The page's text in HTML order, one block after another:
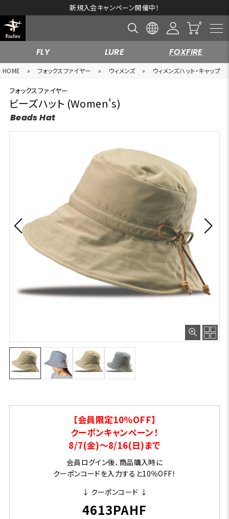
新規入会キャンペーン開催中！
FLY LURE FOXFIRE
HOME » フォックスファイヤー » ウィメンズ » ウィメンズハット・キャップ
フォックスファイヤー
ビーズハット (Women's)
Beads Hat
【会員限定10％OFF】
クーポンキャンペーン！
8/7(金)～8/16(日)まで
会員ログイン後、商品購入時に
クーポンコードを入力すると10％OFF！
↓ クーポンコード ↓
4613PAHF